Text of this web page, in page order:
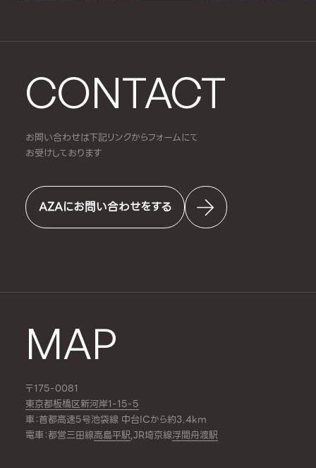
CONTACT
お問い合わせは下記リンクからフォームにて
お受けしております
AZAにお問い合わせをする
MAP
〒175-0081
東京都板橋区新河岸1-15-5
車：首都高速5号池袋線 中台ICから約3.4km
電車：都営三田線高島平駅,JR埼京線浮間舟渡駅